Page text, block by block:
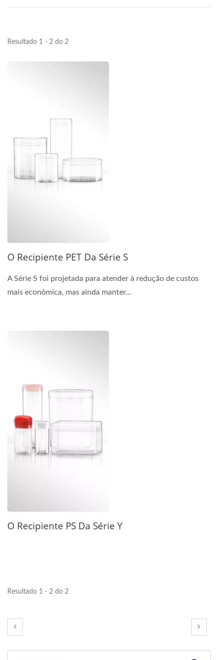
Resultado 1 - 2 do 2
O Recipiente PET Da Série S
A Série S foi projetada para atender à redução de custos
mais econômica, mas ainda manter...
O Recipiente PS Da Série Y
Resultado 1 - 2 do 2